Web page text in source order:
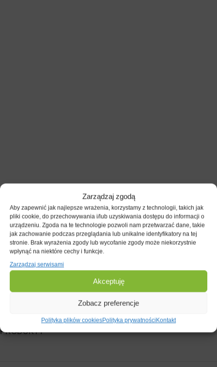
Zarządzaj zgodą
Aby zapewnić jak najlepsze wrażenia, korzystamy z technologii, takich jak
pliki cookie, do przechowywania i/lub uzyskiwania dostępu do informacji o
urządzeniu. Zgoda na te technologie pozwoli nam przetwarzać dane, takie
jak zachowanie podczas przeglądania lub unikalne identyfikatory na tej
stronie. Brak wyrażenia zgody lub wycofanie zgody może niekorzystnie
wpłynąć na niektóre cechy i funkcje.
Zarządzaj serwisami
Akceptuję
Zobacz preferencje
Polityka plików cookiesPolityka prywatnościKontakt
PRODUKTY